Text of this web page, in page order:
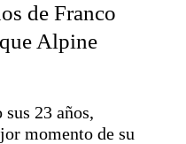
Olímpico
Sur
de Franco
Alpine
23 años,
momento de su